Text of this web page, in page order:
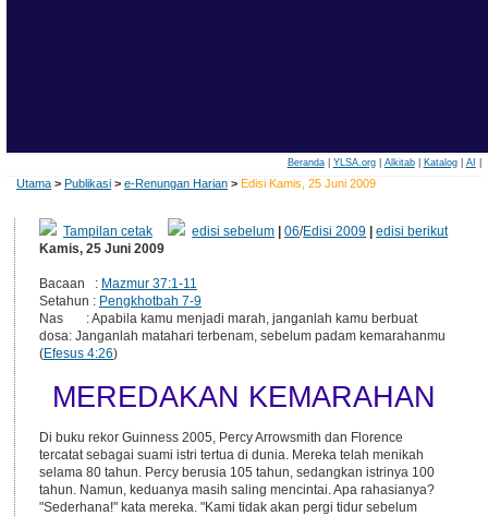
Beranda| YLSA.org| Alkitab| Katalog| AI
Utama > Publikasi > e-Renungan Harian > Edisi Kamis, 25 Juni 2009
Tampilan cetak edisi sebelum |06/Edisi 2009 |edisi berikut
Kamis, 25 Juni 2009
Bacaan : Mazmur 37:1-11
Setahun : Pengkhotbah 7-9
Nas : Apabila kamu menjadi marah, janganlah kamu berbuat
dosa: Janganlah matahari terbenam, sebelum padam kemarahanmu
(Efesus 4:26)
MEREDAKAN KEMARAHAN
Di buku rekor Guinness 2005, Percy Arrowsmith dan Florence
tercatat sebagai suami istri tertua di dunia. Mereka telah menikah
selama 80 tahun. Percy berusia 105 tahun, sedangkan istrinya 100
tahun. Namun, keduanya masih saling mencintai. Apa rahasianya?
"Sederhana!" kata mereka. "Kami tidak akan pergi tidur sebelum